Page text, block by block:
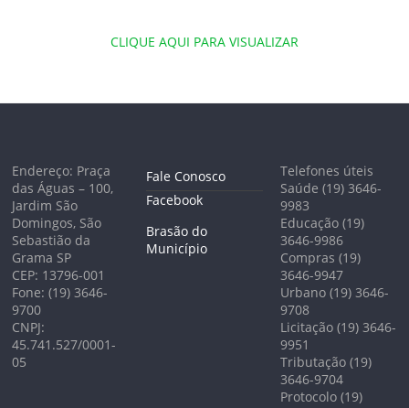
CLIQUE AQUI PARA VISUALIZAR
Endereço: Praça
das Águas – 100,
Jardim São
Domingos, São
Sebastião da
Grama SP
CEP: 13796-001
Fone: (19) 3646-
9700
CNPJ:
45.741.527/0001-
05
Fale Conosco
Facebook
Brasão do
Município
Telefones úteis
Saúde (19) 3646-
9983
Educação (19)
3646-9986
Compras (19)
3646-9947
Urbano (19) 3646-
9708
Licitação (19) 3646-
9951
Tributação (19)
3646-9704
Protocolo (19)